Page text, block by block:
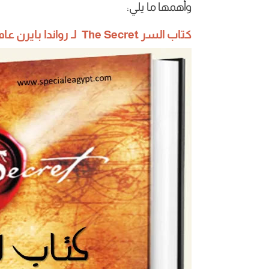
وأهمها ما يلي:
كتاب السر The Secret لـ رواندا بايرن عام